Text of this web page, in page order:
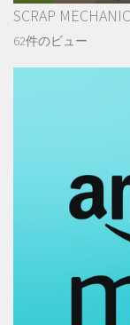
SCRAP
62件のビュー